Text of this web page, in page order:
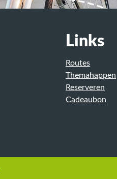
Links
Routes
Themahappen
Reserveren
Cadeaubon